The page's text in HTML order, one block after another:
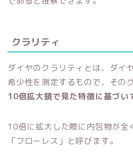
クラリティ
ダイヤのクラリティとは、ダイ
希少性を測定するもので、その
10倍拡大鏡で見た特徴に基づい
10倍に拡大した際に内包物が全
「フローレス」と呼びます。